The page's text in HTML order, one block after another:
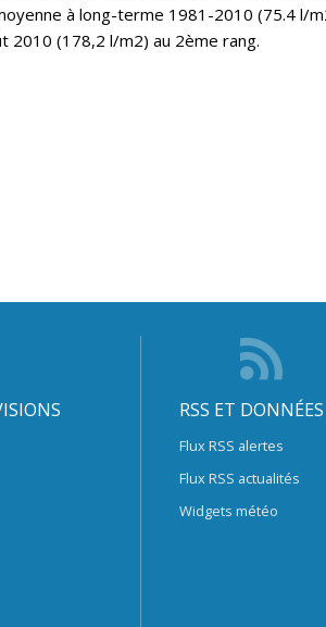
à long-terme 1981-2010 (75.4 l/
2010 (178,2 l/m2) au 2ème rang.
RSS ET DONNÉES
Flux RSS alertes
Flux RSS actualités
Widgets météo